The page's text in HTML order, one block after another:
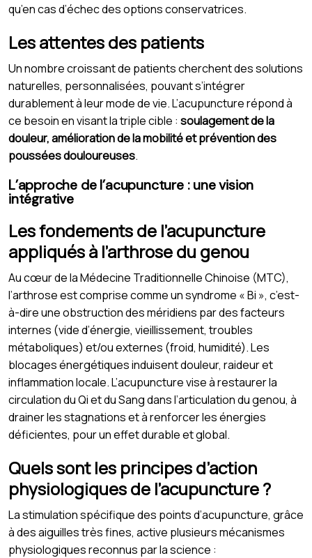
qu’en cas d’échec des options conservatrices.
Les attentes des patients
Un nombre croissant de patients cherchent des solutions
naturelles, personnalisées, pouvant s’intégrer
durablement à leur mode de vie. L’acupuncture répond à
ce besoin en visant la triple cible : soulagement de la
douleur, amélioration de la mobilité et prévention des
poussées douloureuses.
L’approche de l’acupuncture : une vision
intégrative
Les fondements de l’acupuncture
appliqués à l’arthrose du genou
Au cœur de la Médecine Traditionnelle Chinoise (MTC),
l’arthrose est comprise comme un syndrome « Bi », c’est-
à-dire une obstruction des méridiens par des facteurs
internes (vide d’énergie, vieillissement, troubles
métaboliques) et/ou externes (froid, humidité). Les
blocages énergétiques induisent douleur, raideur et
inflammation locale. L’acupuncture vise à restaurer la
circulation du Qi et du Sang dans l’articulation du genou, à
drainer les stagnations et à renforcer les énergies
déficientes, pour un effet durable et global.
Quels sont les principes d’action
physiologiques de l’acupuncture ?
La stimulation spécifique des points d’acupuncture, grâce
à des aiguilles très fines, active plusieurs mécanismes
physiologiques reconnus par la science :